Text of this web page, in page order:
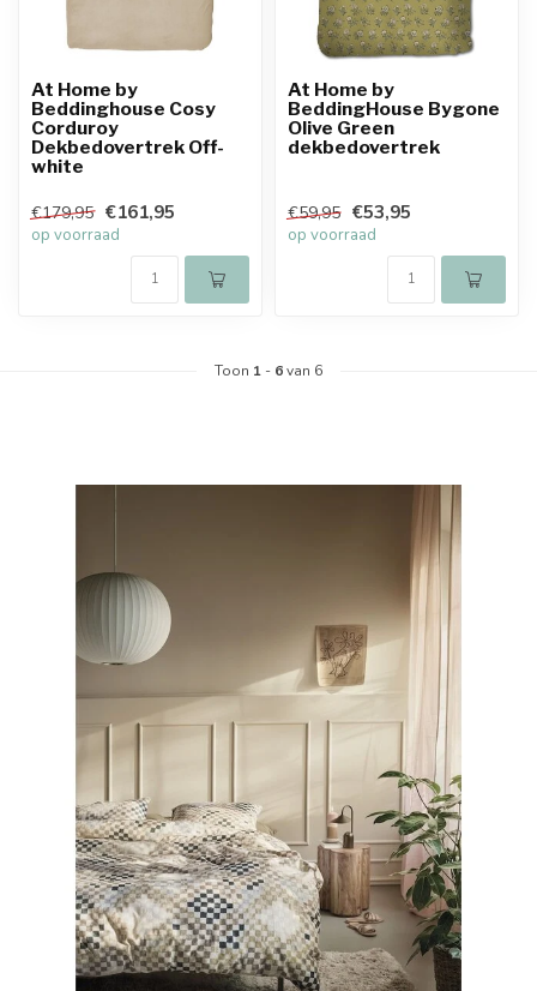
At Home by
Beddinghouse Cosy
Corduroy
Dekbedovertrek Off-
white
€179,95 €161,95
op voorraad
At Home by
BeddingHouse Bygone
Olive Green
dekbedovertrek
€59,95 €53,95
op voorraad
Toon 1 - 6van 6